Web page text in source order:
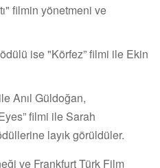
filmin yönetmeni ve
ise "Körfez” filmi ile Ekin
Anıl Güldoğan,
filmi ile Sarah
layık görüldüler.
ve Frankfurt Türk Film